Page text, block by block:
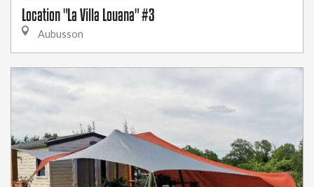
Location "La Villa Louana" #3
Aubusson